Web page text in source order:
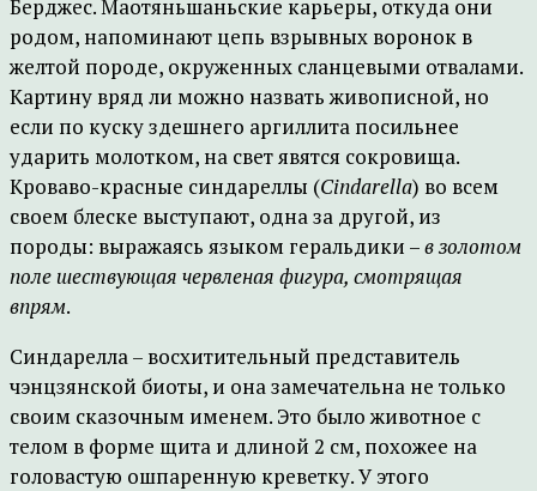
Берджес. Маотяньшаньские карьеры, откуда они
родом, напоминают цепь взрывных воронок в
желтой породе, окруженных сланцевыми отвалами.
Картину вряд ли можно назвать живописной, но
если по куску здешнего аргиллита посильнее
ударить молотком, на свет явятся сокровища.
Кроваво-красные синдареллы (Cindarella) во всем
своем блеске выступают, одна за другой, из
породы: выражаясь языком геральдики –в золотом
поле шествующая червленая фигура, смотрящая
впрям.
Синдарелла – восхитительный представитель
чэнцзянской биоты, и она замечательна не только
своим сказочным именем. Это было животное с
телом в форме щита и длиной 2 см, похожее на
головастую ошпаренную креветку. У этого